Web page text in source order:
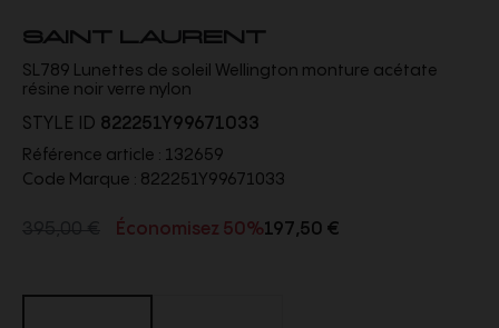
SAINT LAURENT
SL789 Lunettes de soleil Wellington monture acétate
résine noir verre nylon
STYLE ID 822251Y99671033
Référence article : 132659
Code Marque : 822251Y99671033
Économisez 50%197,50 €